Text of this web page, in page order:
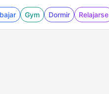
Gym Dormir Relajarse